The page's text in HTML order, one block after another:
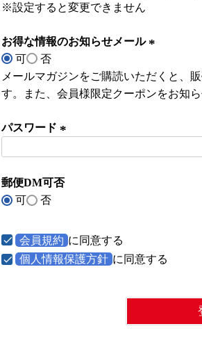
※設定すると変更できません
お得な情報のお知らせメール
必
須
可
否
メールマガジンをご購読いただくと、
す。また、会員様限定クーポンをお知ら
パスワード
須
郵便DM可否
可
否
会員規約 に同意する
個人情報保護方針 に同意する